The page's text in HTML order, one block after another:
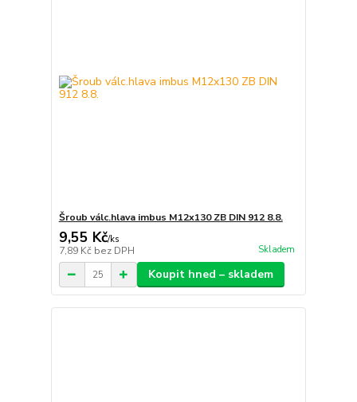
Šroub válc.hlava imbus M12x130 ZB DIN 912 8.8.
9,55 Kč/ks
7,89 Kč bez DPH Skladem
Koupit hned – skladem